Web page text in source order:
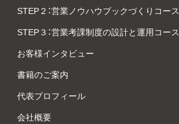
STEP２：営業ノウハウブックづくりコース
STEP３：営業考課制度の設計と運用コース
お客様インタビュー
書籍のご案内
代表プロフィール
会社概要